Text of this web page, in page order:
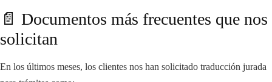
📄 Documentos más frecuentes que nos
solicitan
En los últimos meses, los clientes nos han solicitado traducción jurada